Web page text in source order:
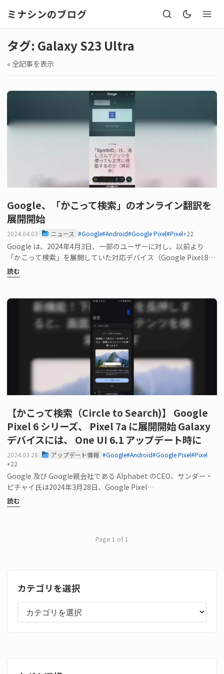
ミナシンのブログ
タグ: Galaxy S23 Ultra
« 全記事を表示
Google、「かこって検索」のオンライン翻訳を
展開開始
2024.04.03 ニュース #Google#Android#Google Pixel#Pixel+22
Google は、2024年4月3日、一部のユーザーに対し、以前より
「かこって検索」を展開していた対応デバイス（Google Pixel 8、
P…
読む
【かこって検索（Circle to Search)】 Google
Pixel 6 シリーズ、 Pixel 7a に展開開始 Galaxy
デバイスには、 One UI 6.1 アップデート時に
2024.03.28 アップデート情報 #Google#Android#Google Pixel#Pixel
+22
Google 及び Google親会社である Alphabet のCEO、サンダー・
ピチャイ氏は2024年3月28日、Google Pixel…
読む
Page 1 of 1
カテゴリを選択